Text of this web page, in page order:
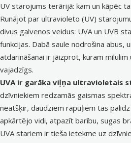
UV starojums terārijā: kam un kāpēc
Runājot par ultravioleto (UV)
divus galvenos veidus: UVA un UVB
funkcijas. Dabā saule nodrošina abus,
atdarināšanai ir jāizprot, kuram
vajadzīgs.
UVA ir garāka viļņa ultravioletais
dzīvniekiem redzamās gaismas
neatšķir, daudziem rāpuļiem tas
apkārtējo vidi, atpazīt barību, sugas
UVA stariem ir tieša ietekme uz